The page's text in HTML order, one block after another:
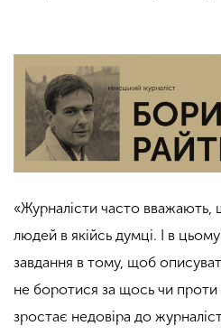
«Журналісти часто
людей в якійсь думці. І в
завдання в тому, щоб
не боротися за щось чи
зростає недовіра до